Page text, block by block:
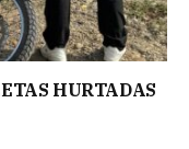
HURTADAS